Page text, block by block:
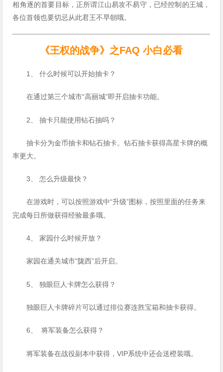
相角逐的首要目标，正所谓江山易攻不易守，已经控制的王城，
各位首领也要切忌从此君王不早朝哦。
《王权的战争》之FAQ 小白必看
1、 什么时候可以开始抽卡？
在通过第三个城市“高丽城”即开启抽卡功能。
2、 抽卡只能使用钻石抽吗？
抽卡分为金币抽卡和钻石抽卡。钻石抽卡获得高星卡牌的概
率更大。
3、 怎么升级最快？
在游戏时，可以按照游戏中“升级”图标，按照里面的任务来
完成每日所做获得经验最多哦。
4、 家园什么时候开放？
家园在通关城市“陇西”后开启。
5、 独眼巨人卡牌怎么获得？
独眼巨人卡牌碎片可以通过排位赛连胜宝箱和抽卡获得。
6、将军装备怎么获得？
将军装备在战役副本中获得，VIP系统中还会送橙装哦。